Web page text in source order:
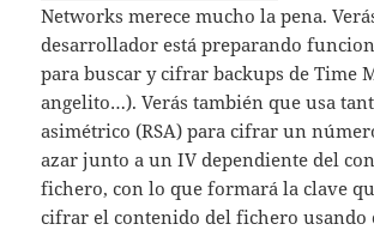
Networks merece mucho la pena.
desarrollador está preparando
para buscar y cifrar backups de Time
angelito…). Verás también que usa
asimétrico (RSA) para cifrar un
azar junto a un IV dependiente del
fichero, con lo que formará la clave
cifrar el contenido del fichero usando